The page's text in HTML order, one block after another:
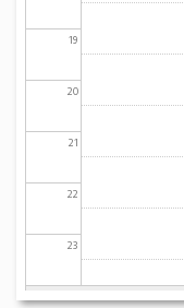
19
20
21
22
23